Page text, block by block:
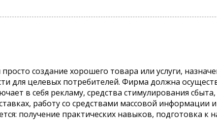
создание хорошего товара или услуги,
для целевых потребителей. Фирма должна
в себя рекламу, средства стимулирования
работу со средствами массовой информации и
получение практических навыков, подготовка к